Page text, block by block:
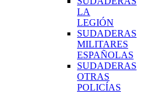
LA
LEGIÓN
SUDADERAS
MILITARES
ESPAÑOLAS
SUDADERAS
OTRAS
POLICÍAS